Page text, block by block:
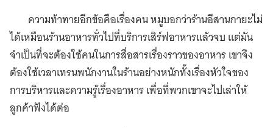
ความท้าทายอีกข้อคือเรื่องคน หมูบอกว่าร้านอีสานกายะไม่
ได้เหมือนร้านอาหารทั่วไปที่บริการเสิร์ฟอาหารแล้วจบ แต่มัน
จำเป็นที่จะต้องใช้คนในการสื่อสารเรื่องราวของอาหาร เขาจึง
ต้องใช้เวลาเทรนพนักงานในร้านอย่างหนักทั้งเรื่องหัวใจของ
การบริหารและความรู้เรื่องอาหาร เพื่อที่พวกเขาจะไปเล่าให้
ลูกค้าฟังได้ต่อ